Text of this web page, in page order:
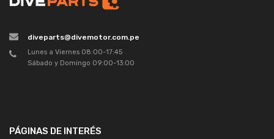
diveparts@divemotor.com.pe
Lunes a Viernes 08:00-17:45
Sábado y Domingo 09:00-13:00
PÁGINAS DE INTERÉS